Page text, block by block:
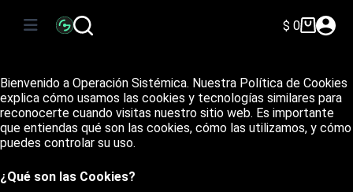
Carro
$ 0
Bienvenido a Operación Sistémica. Nuestra Política de Cookies
explica cómo usamos las cookies y tecnologías similares para
reconocerte cuando visitas nuestro sitio web. Es importante
que entiendas qué son las cookies, cómo las utilizamos, y cómo
puedes controlar su uso.
¿Qué son las Cookies?